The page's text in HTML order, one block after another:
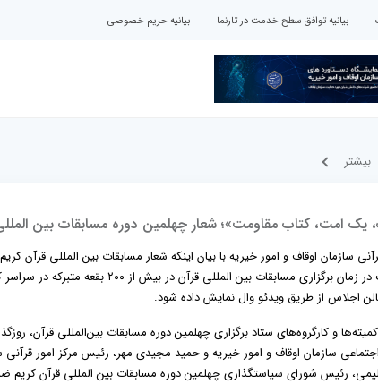
بیانیه توافق سطح خدمت در تارنما بیانیه حریم خصوصی
بيشتر
یک امت، کتاب مقاومت»؛ شعار چهلمین دوره مسابقات بین
سازمان اوقاف و امور خیریه با بیان اینکه شعار مسابقات بین المللی
گفت: در نظر است در زمان برگزاری مسابقات
اجلاس از طریق ویدئو وال نمایش داده شود.
سازمان اوقاف و امور خیریه و حمید مجیدی مهر، رئیس مرکز امور قرآنی
رئیس شورای سیاستگذاری چهلمین دوره مسابقات بین المللی قرآن کریم